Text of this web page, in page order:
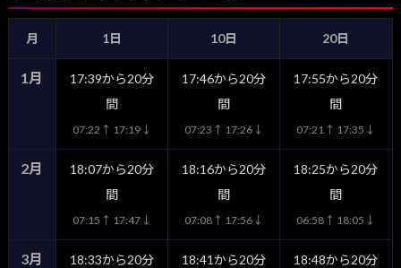
月 1日 10日 20日
1月
17:39から20分
間
07:22↑ 17:19↓
17:46から20分
間
07:23↑ 17:26↓
17:55から20分
間
07:21↑ 17:35↓
2月
18:07から20分
間
07:15↑ 17:47↓
18:16から20分
間
07:08↑ 17:56↓
18:25から20分
間
06:58↑ 18:05↓
3月
18:33から20分
18:41から20分
18:48から20分